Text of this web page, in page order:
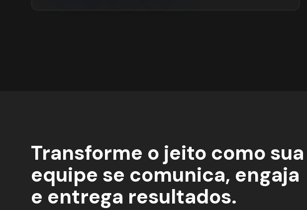
Transforme o jeito como sua
equipe se comunica, engaja
e entrega resultados.